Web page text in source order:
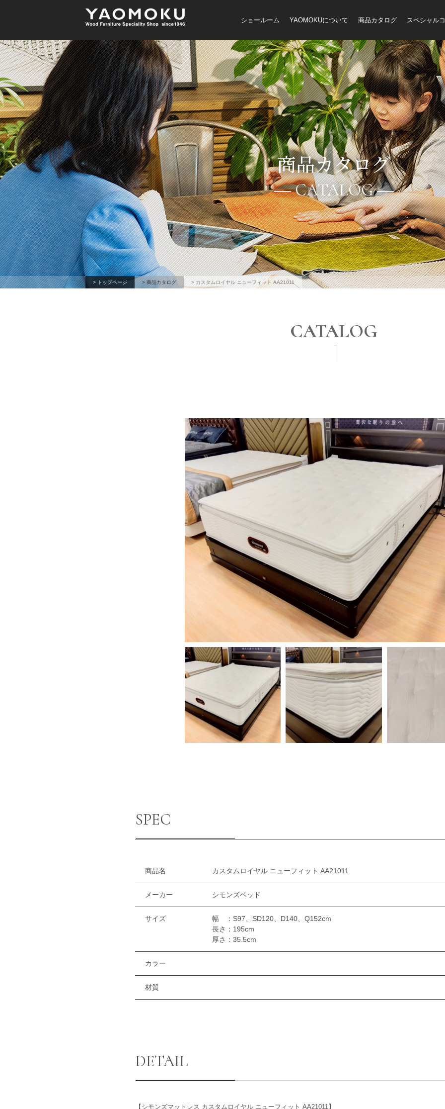
ショールーム YAOMOKUについて 商品カタログ スペシャル
商品カタログ
CATALOG
> トップページ > 商品カタログ > カスタムロイヤル ニューフィット AA21011
CATALOG
SPEC
商品名 カスタムロイヤル ニューフィット AA21011
メーカー シモンズベッド
サイズ
幅 ：S97、SD120、D140、Q152cm
長さ：195cm
厚さ：35.5cm
カラー
材質
DETAIL
【シモンズマットレス カスタムロイヤル ニューフィット AA21011】